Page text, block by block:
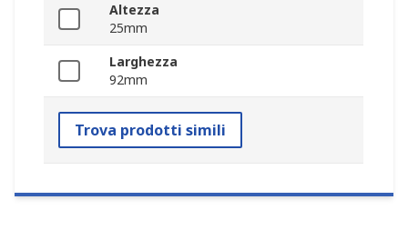
Altezza
25mm
Larghezza
92mm
Trova prodotti simili